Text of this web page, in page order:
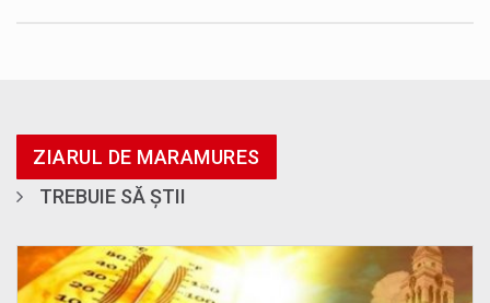
ZIARUL DE MARAMURES
TREBUIE SĂ ȘTII